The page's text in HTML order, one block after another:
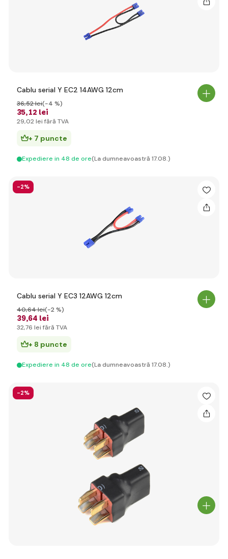
Cablu serial Y EC2 14AWG 12cm
35,12 lei
36,52 lei(-4 %)
29,02 lei fără TVA
+ 7 puncte
Expediere in 48 de ore(La dumneavoastră 17.08.)
-2%
Cablu serial Y EC3 12AWG 12cm
39,64 lei
40,64 lei(-2 %)
32,76 lei fără TVA
+ 8 puncte
Expediere in 48 de ore(La dumneavoastră 17.08.)
-2%